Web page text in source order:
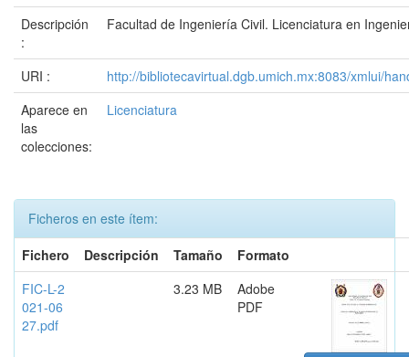
Descripción
:
Facultad de Ingeniería Civil. Licenciatura en
URI :
http://bibliotecavirtual.dgb.umich.mx:8083/xmlui/
Aparece en
las
colecciones:
Licenciatura
Ficheros en este ítem:
Fichero
Descripción Tamaño
Formato
FIC-L-2
021-06
27.pdf
3.23 MB
Adobe
PDF